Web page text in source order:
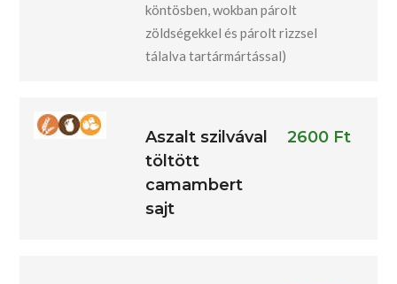
köntösben, wokban párolt
zöldségekkel és párolt rizzsel
tálalva tartármártással)
Aszalt szilvával
töltött
camambert
sajt
2600 Ft